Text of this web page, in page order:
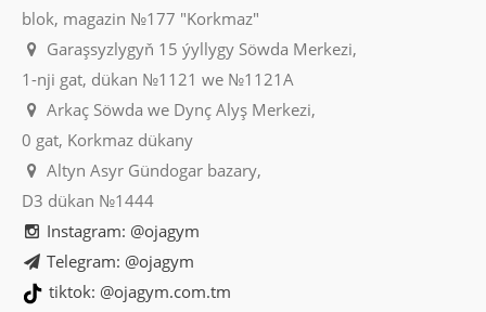
blok, magazin №177 "Korkmaz"
Garaşsyzlygyň 15 ýyllygy Söwda Merkezi,
1-nji gat, dükan №1121 we №1121A
Arkaç Söwda we Dynç Alyş Merkezi,
0 gat, Korkmaz dükany
Altyn Asyr Gündogar bazary,
D3 dükan №1444
Instagram: @ojagym
Telegram: @ojagym
tiktok: @ojagym.com.tm